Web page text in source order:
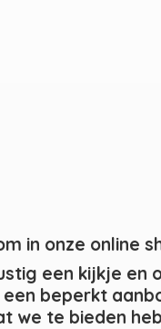
in onze online
een kijkje en
een beperkt
we te bieden